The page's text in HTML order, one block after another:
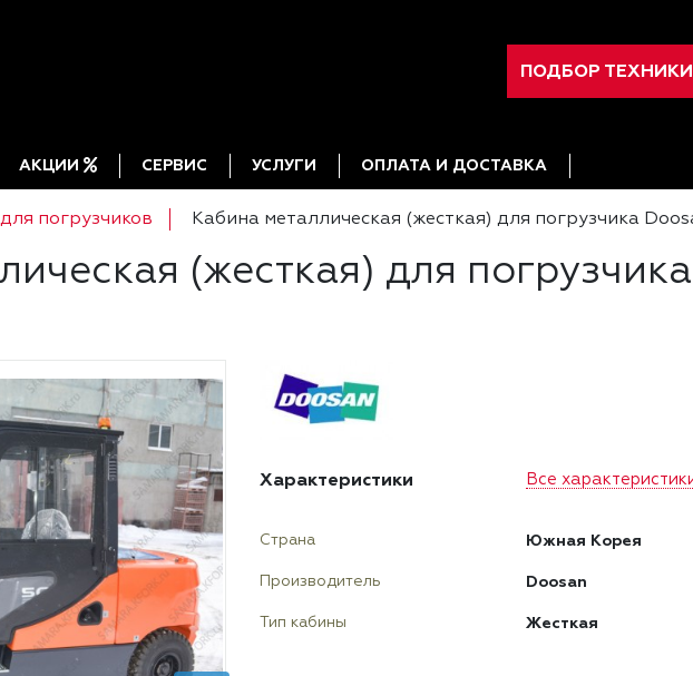
ПОДБОР ТЕХНИКИ
АКЦИИ СЕРВИС УСЛУГИ ОПЛАТА И ДОСТАВКА
погрузчиков Кабина металлическая (жесткая) для погрузчика
(жесткая) для
Характеристики Все
Страна Южная Корея
Производитель Doosan
Тип кабины Жесткая